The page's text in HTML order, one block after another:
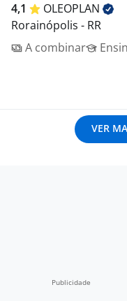
4,1
OLEOPLAN
Rorainópolis - RR
A combinar
VER